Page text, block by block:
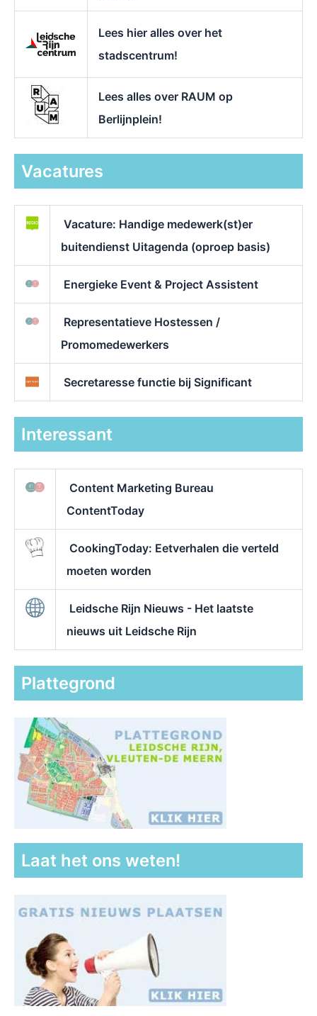
Lees hier alles over het
stadscentrum!
Lees alles over RAUM op
Berlijnplein!
Vacatures
Vacature: Handige medewerk(st)er
buitendienst Uitagenda (oproep basis)
Energieke Event & Project Assistent
Representatieve Hostessen /
Promomedewerkers
Secretaresse functie bij Significant
Interessant
Content Marketing Bureau
ContentToday
CookingToday: Eetverhalen die verteld
moeten worden
Leidsche Rijn Nieuws - Het laatste
nieuws uit Leidsche Rijn
Plattegrond
Laat het ons weten!